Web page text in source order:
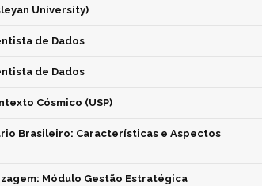
University)
de Dados
de Dados
Cósmico (USP)
Brasileiro: Características e Aspectos
Módulo Gestão Estratégica